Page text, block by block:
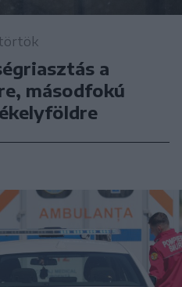
a
másodfokú